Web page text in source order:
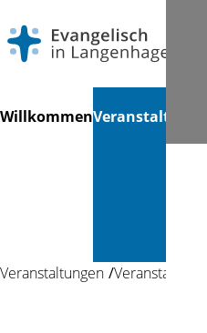
überspringen
WillkommenVeranstaltungen
Veranstaltungen Veranstaltung